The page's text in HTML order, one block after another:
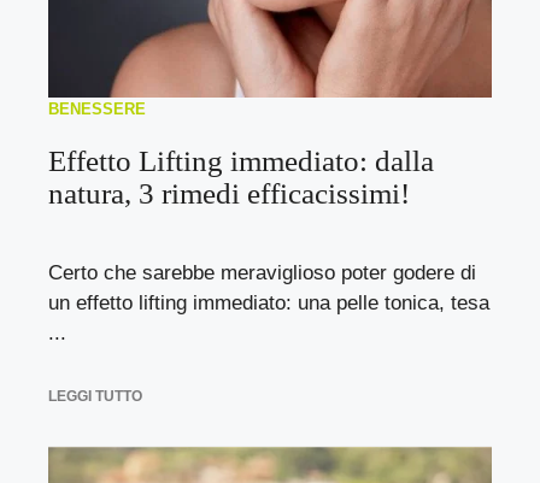
BENESSERE
Effetto Lifting immediato: dalla
natura, 3 rimedi efficacissimi!
Certo che sarebbe meraviglioso poter godere di
un effetto lifting immediato: una pelle tonica, tesa
...
LEGGI TUTTO